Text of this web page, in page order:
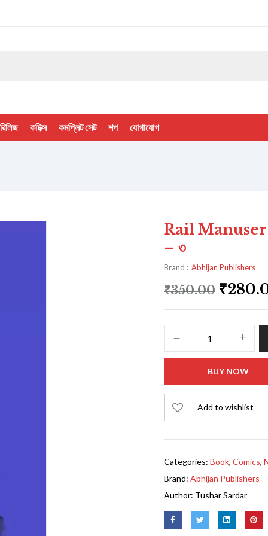
কমিক্স কমপ্লিট সেট শপ যোগাযোগ
Rail Manuser
– ৩
Brand : Abhijan Publishers
₹350.00 ₹
BUY NOW
Add to wishlist
Categories: Book, Comics,
Brand: Abhijan Publishers
Author: Tushar Sardar